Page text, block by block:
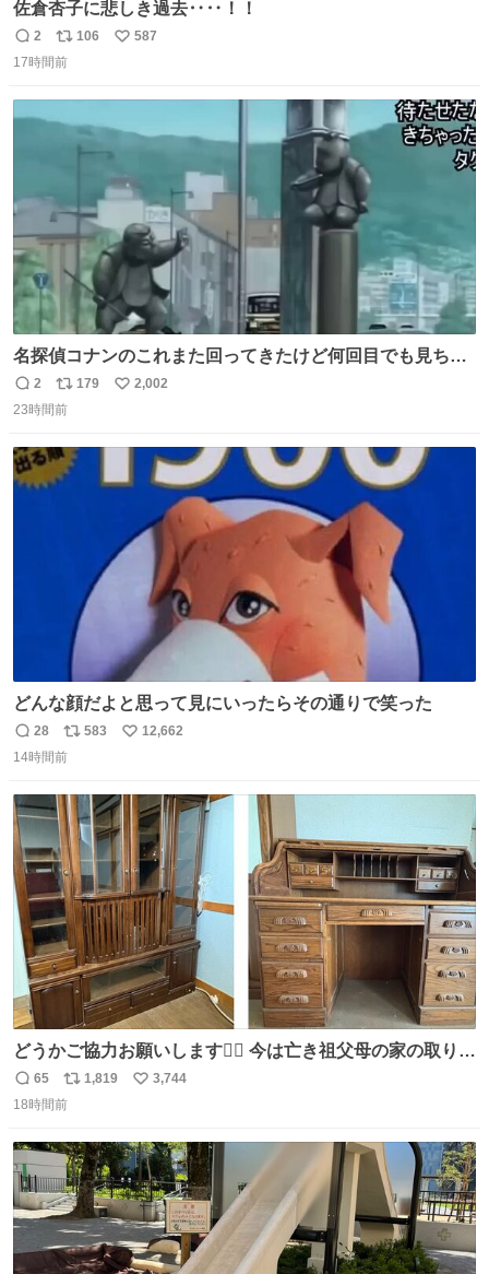
佐倉杏子に悲しき過去‥‥！！
返
信
2
リ
ポ
106
い
587
17時間前
名探偵コナンのこれまた回ってきたけど何回目でも見ちゃ
う魔力あるのよな
返
信
2
リ
ポ
ト
数
179
い
2,002
23時間前
どんな顔だよと思って見にいったらその通りで笑った
返
信
28
リ
ポ
ト
数
583
い
数
12,662
14時間前
どうかご協力お願いします🙇‍♂️ 今は亡き祖父母の家の取り壊
しが決まり、どうしても処分して欲しくない食器棚と机の
引き取り手を探しております この2つは私の祖母が当初一
さで亡くなりましたが、この家具達をとても大切にしてお
りました 続く↓
返
信
65
リ
ポ
ト
数
1,819
い
数
3,744
18時間前